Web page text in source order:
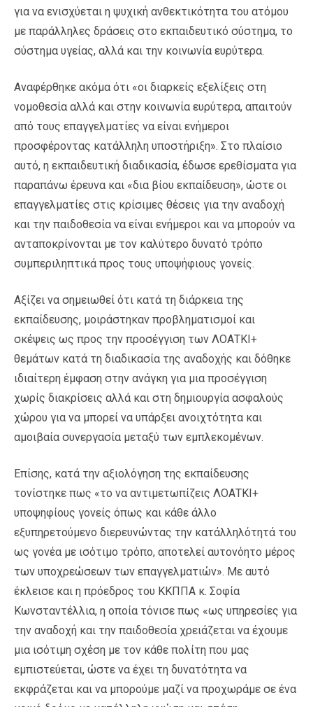
για να ενισχύεται η ψυχική ανθεκτικότητα του ατόμου
με παράλληλες δράσεις στο εκπαιδευτικό σύστημα, το
σύστημα υγείας, αλλά και την κοινωνία ευρύτερα.
Αναφέρθηκε ακόμα ότι «οι διαρκείς εξελίξεις στη
νομοθεσία αλλά και στην κοινωνία ευρύτερα, απαιτούν
από τους επαγγελματίες να είναι ενήμεροι
προσφέροντας κατάλληλη υποστήριξη». Στο πλαίσιο
αυτό, η εκπαιδευτική διαδικασία, έδωσε ερεθίσματα για
παραπάνω έρευνα και «δια βίου εκπαίδευση», ώστε οι
επαγγελματίες στις κρίσιμες θέσεις για την αναδοχή
και την παιδοθεσία να είναι ενήμεροι και να μπορούν να
ανταποκρίνονται με τον καλύτερο δυνατό τρόπο
συμπεριληπτικά προς τους υποψήφιους γονείς.
Αξίζει να σημειωθεί ότι κατά τη διάρκεια της
εκπαίδευσης, μοιράστηκαν προβληματισμοί και
σκέψεις ως προς την προσέγγιση των ΛΟΑΤΚΙ+
θεμάτων κατά τη διαδικασία της αναδοχής και δόθηκε
ιδιαίτερη έμφαση στην ανάγκη για μια προσέγγιση
χωρίς διακρίσεις αλλά και στη δημιουργία ασφαλούς
χώρου για να μπορεί να υπάρξει ανοιχτότητα και
αμοιβαία συνεργασία μεταξύ των εμπλεκομένων.
Επίσης, κατά την αξιολόγηση της εκπαίδευσης
τονίστηκε πως «το να αντιμετωπίζεις ΛΟΑΤΚΙ+
υποψηφίους γονείς όπως και κάθε άλλο
εξυπηρετούμενο διερευνώντας την κατάλληλότητά του
ως γονέα με ισότιμο τρόπο, αποτελεί αυτονόητο μέρος
των υποχρεώσεων των επαγγελματιών». Με αυτό
έκλεισε και η πρόεδρος του ΚΚΠΠΑ κ. Σοφία
Κωνσταντέλλια, η οποία τόνισε πως «ως υπηρεσίες για
την αναδοχή και την παιδοθεσία χρειάζεται να έχουμε
μια ισότιμη σχέση με τον κάθε πολίτη που μας
εμπιστεύεται, ώστε να έχει τη δυνατότητα να
εκφράζεται και να μπορούμε μαζί να προχωράμε σε ένα